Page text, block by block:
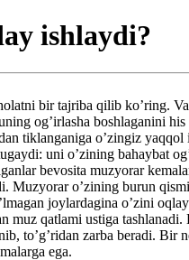
ishlaydi?
bir tajriba qilib ko’ring.
og’irlasha boshlaganini
tiklanganiga o’zingiz
uni o’zining bahaybat
bevosita muzyorar
Muzyorar o’zining burun
joylardagina o’zini
muz qatlami ustiga
to’g’ridan zarba beradi.
ega.